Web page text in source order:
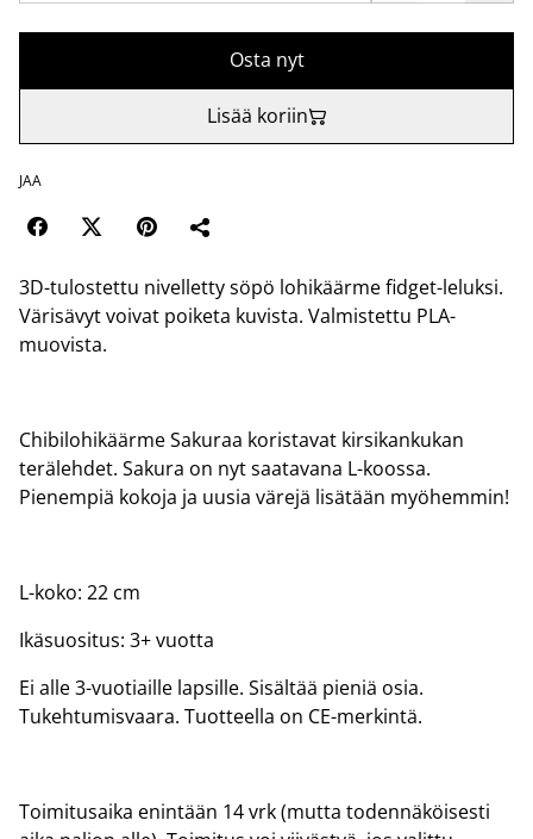
Osta nyt
Lisää koriin
JAA
3D-tulostettu nivelletty söpö lohikäärme fidget-leluksi.
Värisävyt voivat poiketa kuvista. Valmistettu PLA-
muovista.
Chibilohikäärme Sakuraa koristavat kirsikankukan
terälehdet. Sakura on nyt saatavana L-koossa.
Pienempiä kokoja ja uusia värejä lisätään myöhemmin!
L-koko: 22 cm
Ikäsuositus: 3+ vuotta
Ei alle 3-vuotiaille lapsille. Sisältää pieniä osia.
Tukehtumisvaara. Tuotteella on CE-merkintä.
Toimitusaika enintään 14 vrk (mutta todennäköisesti